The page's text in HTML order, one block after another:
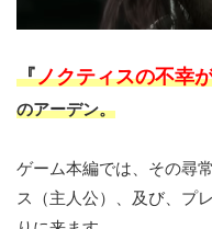
『ノクティスの不幸
のアーデン。
ゲーム本編では、その尋
ス（主人公）、及び、プ